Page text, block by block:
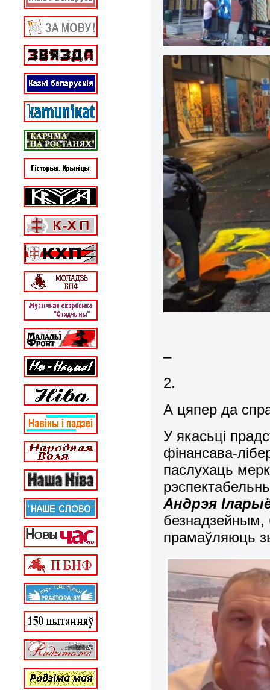
–
2.
А цяпер да
У якасьці
фінансава-
паслухаць
Андрэя
безнадзейным,
прамаўляюць